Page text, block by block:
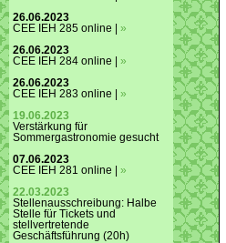
26.06.2023
CEE IEH 285 online | »
26.06.2023
CEE IEH 284 online | »
26.06.2023
CEE IEH 283 online | »
19.06.2023
Verstärkung für
Sommergastronomie gesucht
07.06.2023
CEE IEH 281 online | »
22.03.2023
Stellenausschreibung: Halbe
Stelle für Tickets und
stellvertretende
Geschäftsführung (20h)